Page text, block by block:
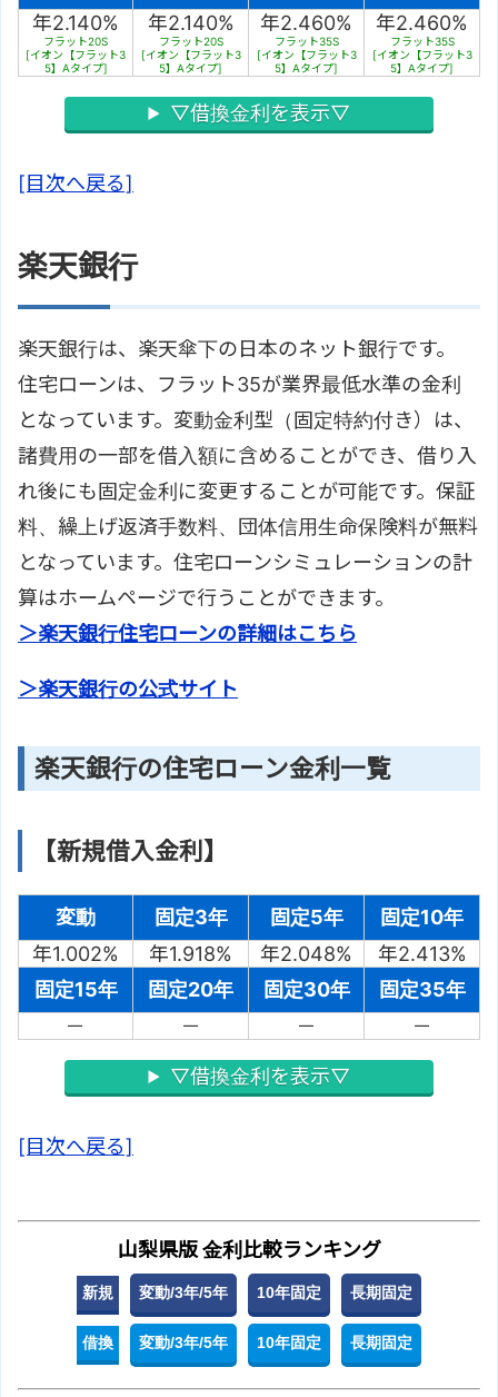
年2.140%
フラット20S
[イオン【フラット3
5】Aタイプ]
年2.140%
フラット20S
[イオン【フラット3
5】Aタイプ]
年2.460%
フラット35S
[イオン【フラット3
5】Aタイプ]
年2.460%
フラット35S
[イオン【フラット3
5】Aタイプ]
▽借換金利を表示▽
[目次へ戻る]
楽天銀行
楽天銀行は、楽天傘下の日本のネット銀行です。
住宅ローンは、フラット35が業界最低水準の金利
となっています。変動金利型（固定特約付き）は、
諸費用の一部を借入額に含めることができ、借り入
れ後にも固定金利に変更することが可能です。保証
料、繰上げ返済手数料、団体信用生命保険料が無料
となっています。住宅ローンシミュレーションの計
算はホームページで行うことができます。
＞楽天銀行住宅ローンの詳細はこちら
＞楽天銀行の公式サイト
楽天銀行の住宅ローン金利一覧
【新規借入金利】
変動 固定3年 固定5年
固定10年
年1.002%
年1.918% 年2.048%
年2.413%
固定15年
固定20年 固定30年
固定35年
－
－ － －
▽借換金利を表示▽
[目次へ戻る]
山梨県版 金利比較ランキング
新規 変動/3年/5年 10年固定 長期固定
借換 変動/3年/5年 10年固定 長期固定